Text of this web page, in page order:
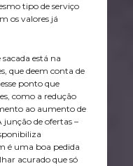
tipo de serviço
os valores já
está na
que deem conta de
ponto que
como a redução
ao aumento de
junção de ofertas –
é uma boa pedida
acurado que só